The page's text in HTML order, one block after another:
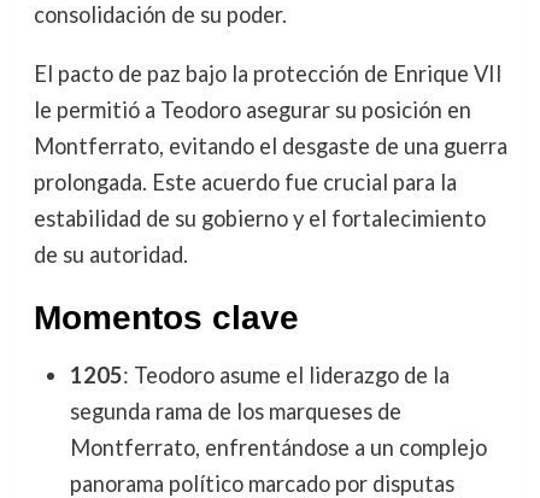
consolidación de su poder.
El pacto de paz bajo la protección de Enrique VII
le permitió a Teodoro asegurar su posición en
Montferrato, evitando el desgaste de una guerra
prolongada. Este acuerdo fue crucial para la
estabilidad de su gobierno y el fortalecimiento
de su autoridad.
Momentos clave
1205: Teodoro asume el liderazgo de la
segunda rama de los marqueses de
Montferrato, enfrentándose a un complejo
panorama político marcado por disputas